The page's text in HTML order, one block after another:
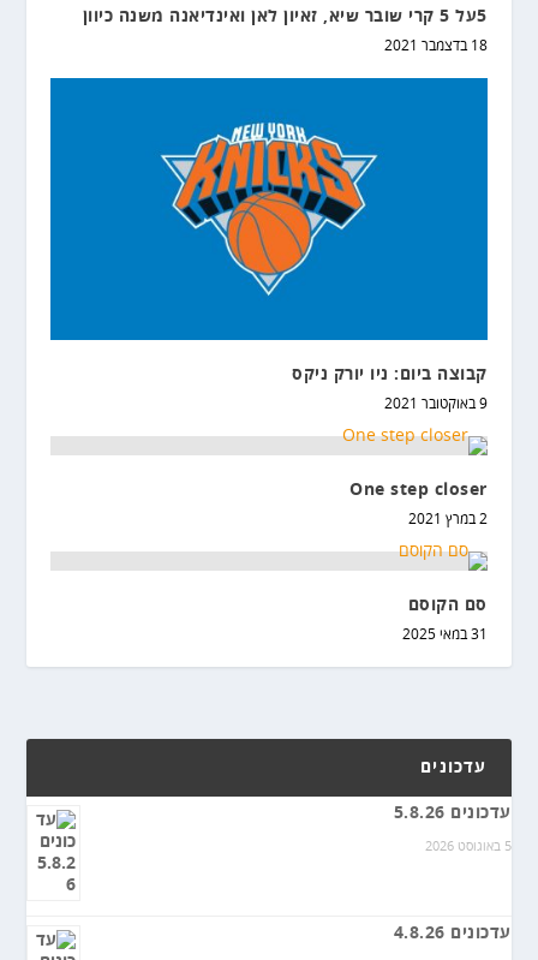
5על 5 קרי שובר שיא, זאיון לאן ואינדיאנה משנה כיוון
18 בדצמבר 2021
קבוצה ביום: ניו יורק ניקס
9 באוקטובר 2021
One step closer
2 במרץ 2021
סם הקוסם
31 במאי 2025
עדכונים
עדכונים 5.8.26
5 באוגוסט 2026
עדכונים 4.8.26